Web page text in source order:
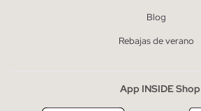
Blog
Rebajas de verano
App INSIDE Shop